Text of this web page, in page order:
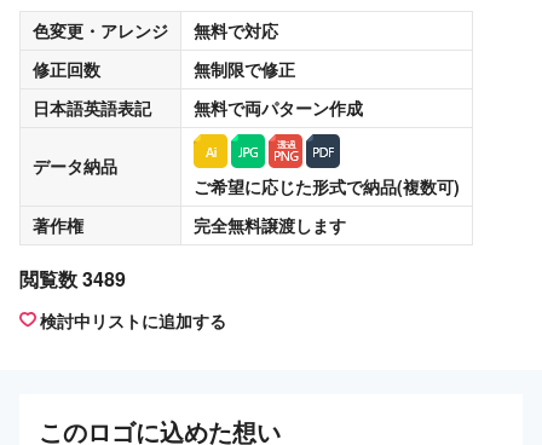
色変更・アレンジ
無料で対応
修正回数
無制限で修正
日本語英語表記
無料で両パターン作成
データ納品
ご希望に応じた形式で納品(複数可)
著作権
完全無料譲渡します
閲覧数 3489
検討中リストに追加する
このロゴに込めた想い